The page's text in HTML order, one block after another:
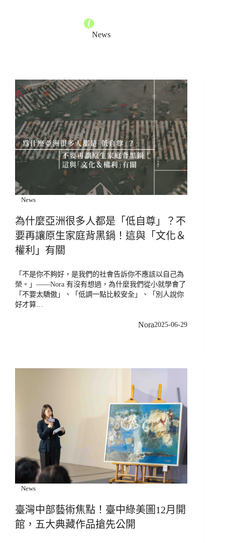
News
News
為什麼亞洲很多人都是「低自尊」？不
要再讓原生家庭背黑鍋！這與「文化＆
權利」有關
「不是你不夠好，是我們的社會告訴你不應該以自己為
榮。」——Nora 有沒有想過，為什麼我們從小就學會了
「不要太驕傲」、「低調一點比較安全」、「別人說你
好才算…
Nora2025-06-29
News
臺灣中部藝術焦點！臺中綠美圖12月開
館，五大典藏作品搶先公開